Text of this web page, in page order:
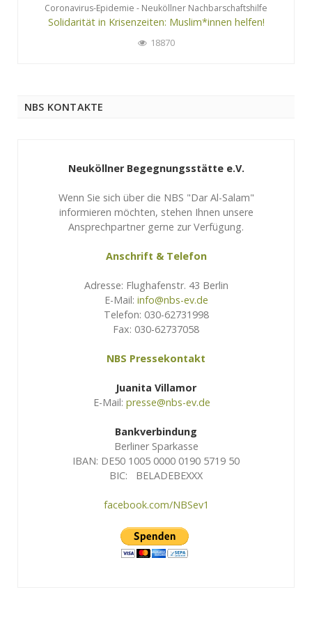
Coronavirus-Epidemie - Neuköllner Nachbarschaftshilfe
Solidarität in Krisenzeiten: Muslim*innen helfen!
18870
NBS KONTAKTE
Neuköllner Begegnungsstätte e.V.
Wenn Sie sich über die NBS "Dar Al-Salam"
informieren möchten, stehen Ihnen unsere
Ansprechpartner gerne zur Verfügung.
Anschrift & Telefon
Adresse: Flughafenstr. 43 Berlin
E-Mail: info@nbs-ev.de
Telefon: 030-62731998
Fax: 030-62737058
NBS Pressekontakt
Juanita Villamor
E-Mail: presse@nbs-ev.de
Bankverbindung
Berliner Sparkasse
IBAN: DE50 1005 0000 0190 5719 50
BIC: BELADEBEXXX
facebook.com/NBSev1